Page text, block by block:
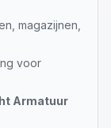
magazijnen,
voor
Armatuur